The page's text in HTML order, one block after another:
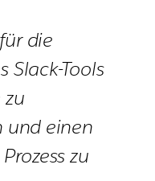
die
Slack-Tools
zu
und einen
zu